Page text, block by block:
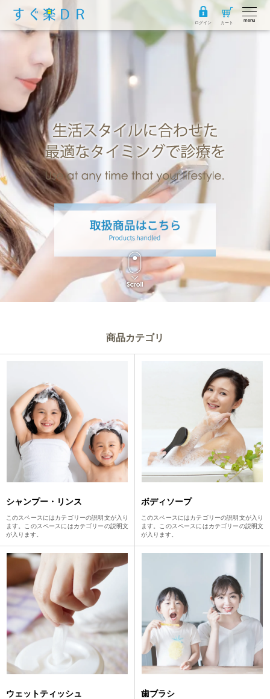
menu
カート
ログイン
商品カテゴリ
シャンプー・リンス
このスペースにはカテゴリーの説明文が入り
ます。このスペースにはカテゴリーの説明文
が入ります。
ボディソープ
このスペースにはカテゴリーの説明文が入り
ます。このスペースにはカテゴリーの説明文
が入ります。
ウェットティッシュ 歯ブラシ